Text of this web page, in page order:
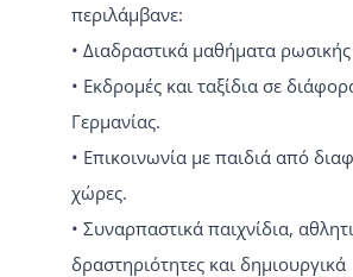
περιλάμβανε:
• Διαδραστικά μαθήματα
• Εκδρομές και ταξίδια σε
Γερμανίας.
• Επικοινωνία με παιδιά από
χώρες.
• Συναρπαστικά παιχνίδια,
δραστηριότητες και δημιουργικά